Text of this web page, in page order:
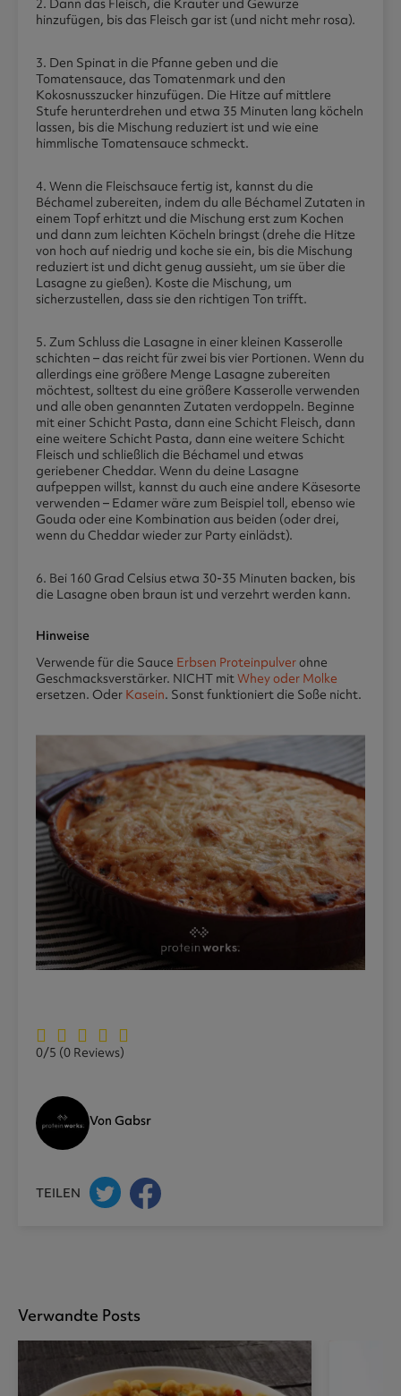
2. Dann das Fleisch, die Kräuter und Gewürze
hinzufügen, bis das Fleisch gar ist (und nicht mehr rosa).
3. Den Spinat in die Pfanne geben und die
Tomatensauce, das Tomatenmark und den
Kokosnusszucker hinzufügen. Die Hitze auf mittlere
Stufe herunterdrehen und etwa 35 Minuten lang köcheln
lassen, bis die Mischung reduziert ist und wie eine
himmlische Tomatensauce schmeckt.
4. Wenn die Fleischsauce fertig ist, kannst du die
Béchamel zubereiten, indem du alle Béchamel Zutaten in
einem Topf erhitzt und die Mischung erst zum Kochen
und dann zum leichten Köcheln bringst (drehe die Hitze
von hoch auf niedrig und koche sie ein, bis die Mischung
reduziert ist und dicht genug aussieht, um sie über die
Lasagne zu gießen). Koste die Mischung, um
sicherzustellen, dass sie den richtigen Ton trifft.
5. Zum Schluss die Lasagne in einer kleinen Kasserolle
schichten – das reicht für zwei bis vier Portionen. Wenn du
allerdings eine größere Menge Lasagne zubereiten
möchtest, solltest du eine größere Kasserolle verwenden
und alle oben genannten Zutaten verdoppeln. Beginne
mit einer Schicht Pasta, dann eine Schicht Fleisch, dann
eine weitere Schicht Pasta, dann eine weitere Schicht
Fleisch und schließlich die Béchamel und etwas
geriebener Cheddar. Wenn du deine Lasagne
aufpeppen willst, kannst du auch eine andere Käsesorte
verwenden – Edamer wäre zum Beispiel toll, ebenso wie
Gouda oder eine Kombination aus beiden (oder drei,
wenn du Cheddar wieder zur Party einlädst).
6. Bei 160 Grad Celsius etwa 30-35 Minuten backen, bis
die Lasagne oben braun ist und verzehrt werden kann.
Hinweise
Verwende für die Sauce Erbsen Proteinpulverohne
Geschmacksverstärker. NICHT mitWhey oder Molke
ersetzen. Oder Kasein. Sonst funktioniert die Soße nicht.
0/5 (0 Reviews)
Von Gabsr
TEILEN
Verwandte Posts